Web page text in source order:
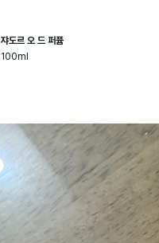
쟈도르 오 드 퍼퓸
100ml